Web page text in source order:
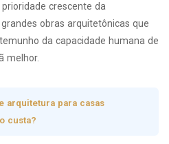
crescente da
obras arquitetônicas que
da capacidade humana de
melhor.
arquitetura para casas
custa?